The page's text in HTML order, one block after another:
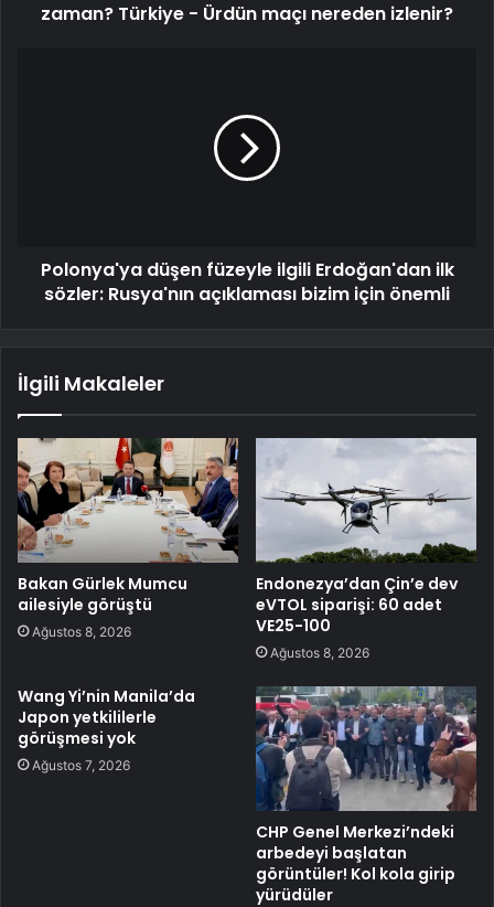
zaman? Türkiye - Ürdün maçı nereden izlenir?
Polonya'ya düşen füzeyle ilgili Erdoğan'dan ilk
sözler: Rusya'nın açıklaması bizim için önemli
İlgili Makaleler
Bakan Gürlek Mumcu
ailesiyle görüştü
Ağustos 8, 2026
Endonezya’dan Çin’e dev
eVTOL siparişi: 60 adet
VE25-100
Ağustos 8, 2026
Wang Yi’nin Manila’da
Japon yetkililerle
görüşmesi yok
Ağustos 7, 2026
CHP Genel Merkezi’ndeki
arbedeyi başlatan
görüntüler! Kol kola girip
yürüdüler